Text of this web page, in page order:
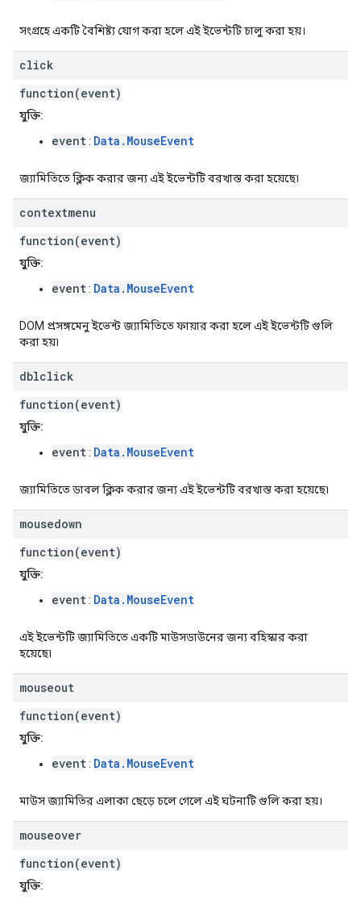
সংগ্রহে একটি বৈশিষ্ট্য যোগ করা হলে এই ইভেন্টটি চালু করা হয়।
click
function(event)
যুক্তি:
event: Data.MouseEvent
জ্যামিতিতে ক্লিক করার জন্য এই ইভেন্টটি বরখাস্ত করা হয়েছে৷
contextmenu
function(event)
যুক্তি:
event: Data.MouseEvent
DOM প্রসঙ্গমেনু ইভেন্ট জ্যামিতিতে ফায়ার করা হলে এই ইভেন্টটি গুলি
করা হয়৷
dblclick
function(event)
যুক্তি:
event: Data.MouseEvent
জ্যামিতিতে ডাবল ক্লিক করার জন্য এই ইভেন্টটি বরখাস্ত করা হয়েছে৷
mousedown
function(event)
যুক্তি:
event: Data.MouseEvent
এই ইভেন্টটি জ্যামিতিতে একটি মাউসডাউনের জন্য বহিস্কার করা
হয়েছে৷
mouseout
function(event)
যুক্তি:
event: Data.MouseEvent
মাউস জ্যামিতির এলাকা ছেড়ে চলে গেলে এই ঘটনাটি গুলি করা হয়।
mouseover
function(event)
যুক্তি: